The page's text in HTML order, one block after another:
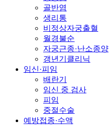
골반염
생리통
비정상자궁출혈
월경불순
자궁근종·난소종양
갱년기클리닉
임신·피임
배란기
임신 중 검사
피임
중절수술
예방접종·수액